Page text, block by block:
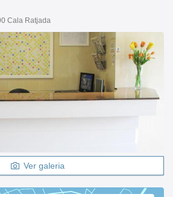
Cala Ratjada
Ver galeria